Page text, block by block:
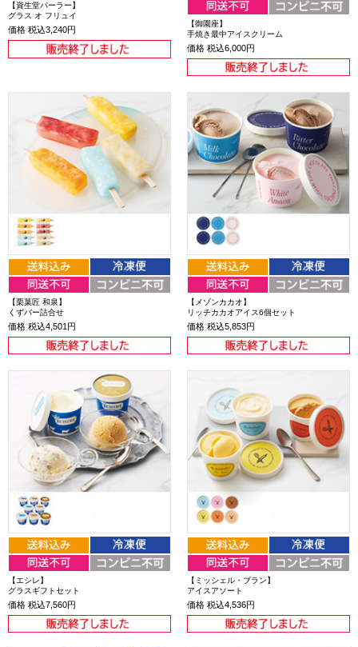
【資生堂パーラー】
グラス オ フリュイ
価格 税込3,240円
【御園座】
手焼き最中アイスクリーム
価格 税込6,000円
【栗菓匠 和泉】
くずバー詰合せ
価格 税込4,501円
【メゾンカカオ】
リッチカカオアイス6個セット
価格 税込5,853円
【エシレ】
グラスギフトセット
価格 税込7,560円
【ミッシェル・ブラン】
アイスアソート
価格 税込4,536円